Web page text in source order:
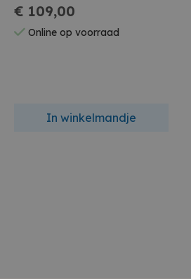
Olifant Ecru
€ 109,00
Online op voorraad
In winkelmandje